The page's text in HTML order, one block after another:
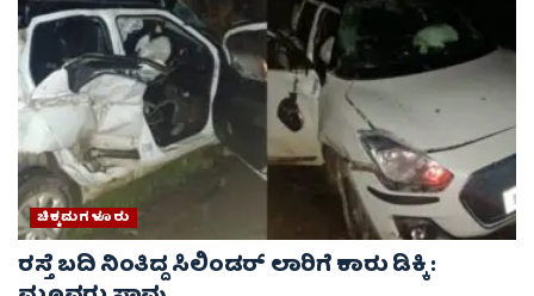
ಚಿಕ್ಕಮಗಳೂರು
ರಸ್ತೆ ಬದಿ ನಿಂತಿದ್ದ ಸಿಲಿಂಡರ್ ಲಾರಿಗೆ ಕಾರು ಡಿಕ್ಕಿ :